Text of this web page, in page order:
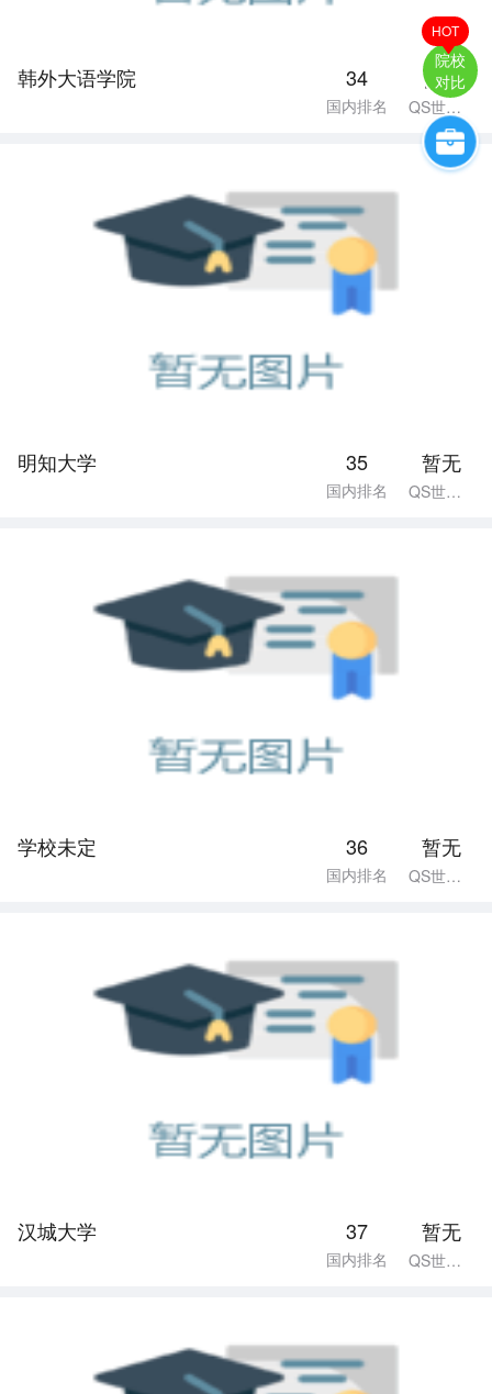
韩外大语学院 暂无
QS世界排名
34
国内排名
明知大学 暂无
QS世界排名
35
国内排名
学校未定 暂无
QS世界排名
36
国内排名
汉城大学 暂无
QS世界排名
37
国内排名
院校
对比
HOT